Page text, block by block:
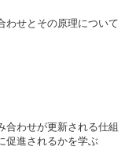
わせとその原理について
合わせが更新される仕組
促進されるかを学ぶ